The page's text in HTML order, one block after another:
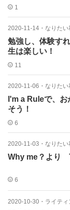
1
2020-11-14 ・ なりた
勉強し、体験す
生は楽しい！
11
2020-11-06 ・ なりた
I'm a Ruleで、
そう！
6
2020-11-03 ・ なりた
Why me？より
6
2020-10-30 ・ ライテ